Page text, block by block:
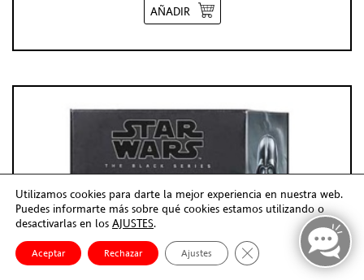
AÑADIR
Utilizamos cookies para darte la mejor experiencia en nuestra web.
Puedes informarte más sobre qué cookies estamos utilizando o
desactivarlas en los AJUSTES.
Aceptar Rechazar Ajustes Cerrar el banner de